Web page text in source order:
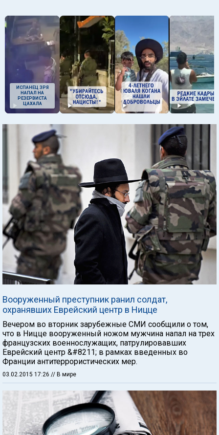
ИСПАНЕЦ ЗРЯ
НАПАЛ НА
РЕЗЕРВИСТА
ЦАХАЛА
Вооруженный преступник ранил солдат,
охранявших Еврейский центр в Ницце
Вечером во вторник зарубежные СМИ сообщили о том,
что в Ницце вооруженный ножом мужчина напал на трех
французских военнослужащих, патрулировавших
Еврейский центр &#8211; в рамках введенных во
Франции антитеррористических мер.
03.02.2015 17:26 // В мире